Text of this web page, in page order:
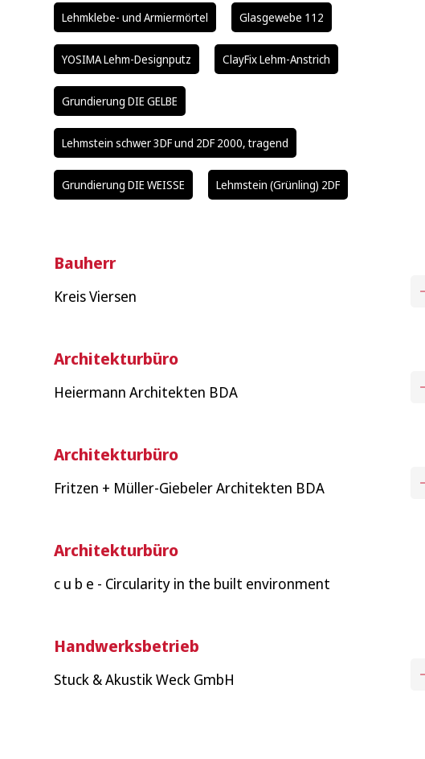
Lehmklebe- und Armiermörtel Glasgewebe 112
YOSIMA Lehm-Designputz ClayFix Lehm-Anstrich
Grundierung DIE GELBE
Lehmstein schwer 3DF und 2DF 2000, tragend
Grundierung DIE WEISSE Lehmstein (Grünling) 2DF
Bauherr
Kreis Viersen
Architekturbüro
Heiermann Architekten BDA
Architekturbüro
Fritzen + Müller-Giebeler Architekten BDA
Architekturbüro
c u b e - Circularity in the built environment
Handwerksbetrieb
Stuck & Akustik Weck GmbH